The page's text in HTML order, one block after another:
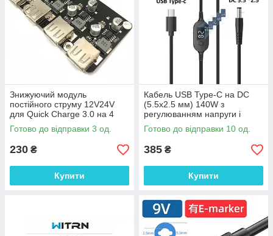
Знижуючий модуль
постійного струму 12V24V
для Quick Charge 3.0 на 4
USB
Готово до відправки 3 од.
230 ₴
Купити
Кабель USB Type-C на DC
(5.5x2.5 мм) 140W з
регулюванням напруги і
цифровим дисплеєм
Готово до відправки 10 од.
385 ₴
Купити